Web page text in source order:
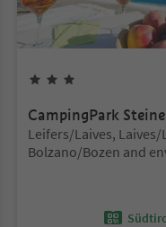
CampingPark
Locatie:
Leifers/Laives, Laives/
Bolzano/Bozen and